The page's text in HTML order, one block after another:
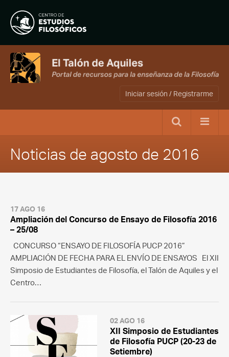
Iniciar sesión / Registrarme
Noticias de agosto de 2016
17 AGO 16
Ampliación del Concurso de Ensayo de Filosofía 2016
– 25/08
CONCURSO “ENSAYO DE FILOSOFÍA PUCP 2016”
AMPLIACIÓN DE FECHA PARA EL ENVÍO DE ENSAYOS El XII
Simposio de Estudiantes de Filosofía, el Talón de Aquiles y el
Centro…
02 AGO 16
XII Simposio de Estudiantes
de Filosofía PUCP (20-23 de
Setiembre)